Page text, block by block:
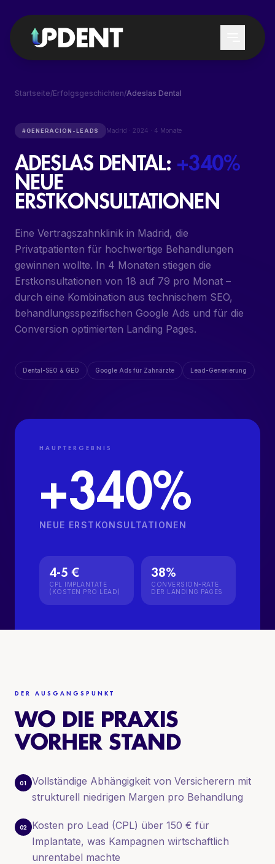
LEISTUNGEN
LEAD-GENERIERUNG
GOOGLE & CHATGPT
POSITIONIERUNG
GOOGLE ADS DENTAL
PATIENTENREAKTIVIERUNG
ORGANISCHE SOCIAL MEDIA
CONTENT-PRODUKTION + VIDEO
ZAHNARZT-WEBSITES
FÜR WEN
ZAHNARZTPRAXEN
DENTAL-DIENSTLEISTER
AUSBILDUNG
Startseite/Erfolgsgeschichten/Adeslas Dental
#GENERACION-LEADS Madrid · 2024 · 4 Monate
ADESLAS DENTAL: +340%
NEUE
ERSTKONSULTATIONEN
Eine Vertragszahnklinik in Madrid, die
Privatpatienten für hochwertige Behandlungen
gewinnen wollte. In 4 Monaten stiegen die
Erstkonsultationen von 18 auf 79 pro Monat –
durch eine Kombination aus technischem SEO,
behandlungsspezifischen Google Ads und für die
Conversion optimierten Landing Pages.
Dental-SEO & GEO Google Ads für Zahnärzte Lead-Generierung
HAUPTERGEBNIS
+340%
NEUE ERSTKONSULTATIONEN
4-5 €
CPL IMPLANTATE
(KOSTEN PRO LEAD)
38%
CONVERSION-RATE
DER LANDING PAGES
DER AUSGANGSPUNKT
WO DIE PRAXIS
VORHER STAND
01
Vollständige Abhängigkeit von Versicherern mit
strukturell niedrigen Margen pro Behandlung
02
Kosten pro Lead (CPL) über 150 € für
Implantate, was Kampagnen wirtschaftlich
unrentabel machte